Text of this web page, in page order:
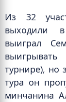
Из 32
выходили
выиграл
турнире), но
тура он
минчанина